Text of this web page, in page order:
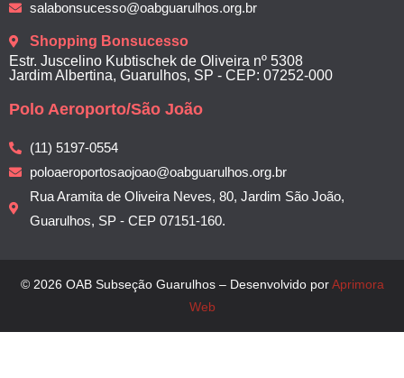
salabonsucesso@oabguarulhos.org.br
Shopping Bonsucesso
Estr. Juscelino Kubtischek de Oliveira nº 5308
Jardim Albertina, Guarulhos, SP - CEP: 07252-000
Polo Aeroporto/São João
(11) 5197-0554
poloaeroportosaojoao@oabguarulhos.org.br
Rua Aramita de Oliveira Neves, 80, Jardim São João,
Guarulhos, SP - CEP 07151-160.
© 2026 OAB Subseção Guarulhos – Desenvolvido porAprimora
Web